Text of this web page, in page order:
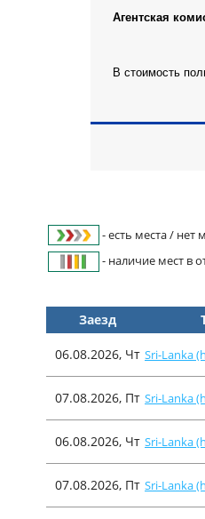
Агентская
В стоимость
- есть места / нет
- наличие мест в
Заезд
06.08.2026, Чт Sri-Lanka
07.08.2026, Пт Sri-Lanka
06.08.2026, Чт Sri-Lanka
07.08.2026, Пт Sri-Lanka